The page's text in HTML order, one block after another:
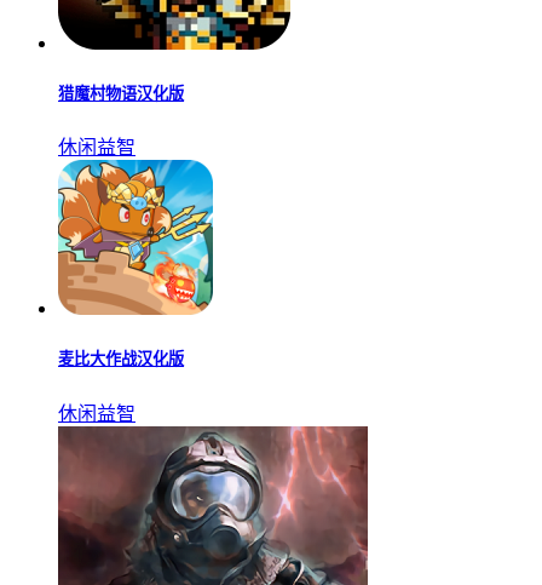
猎魔村物语汉化版
休闲益智
麦比大作战汉化版
休闲益智